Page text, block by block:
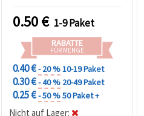
0.50€ 1-9 Paket
RABATTE
FÜR MENGE
0.40 €- 20 %10-19 Paket
0.30 €- 40 % 20-49 Paket
0.25 €- 50 %50 Paket +
Nicht auf Lager: